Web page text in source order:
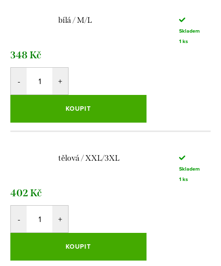
bílá / M/L
Skladem
1 ks
348 Kč
KOUPIT
tělová / XXL/3XL
Skladem
1 ks
402 Kč
KOUPIT